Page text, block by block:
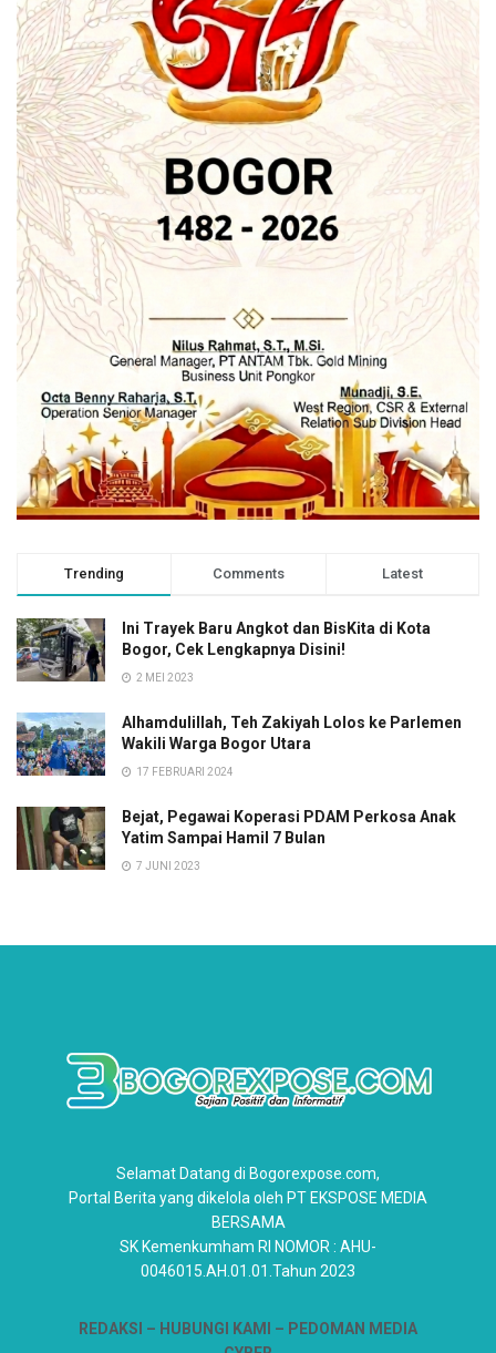
Trending Comments Latest
Ini Trayek Baru Angkot dan BisKita di Kota
Bogor, Cek Lengkapnya Disini!
2 MEI 2023
Alhamdulillah, Teh Zakiyah Lolos ke Parlemen
Wakili Warga Bogor Utara
17 FEBRUARI 2024
Bejat, Pegawai Koperasi PDAM Perkosa Anak
Yatim Sampai Hamil 7 Bulan
7 JUNI 2023
Selamat Datang di Bogorexpose.com,
Portal Berita yang dikelola oleh PT EKSPOSE MEDIA
BERSAMA
SK Kemenkumham RI NOMOR : AHU-
0046015.AH.01.01.Tahun 2023
REDAKSI – HUBUNGI KAMI
– PEDOMAN MEDIA